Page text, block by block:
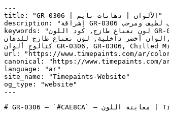
---
title: "GR-0306 | الألوان | دهانات تايم"
description: "إشراقة GR-0306 تجعل الأخضر متاحاً كلون لكامل الغرفة، مما يجلب الهدوء الطبيعي إلى الداخل بأسلوب لطيف ومرحب."
keywords: "لون نعناع طازج, كود اللون GR-0306, لون هكس cae8ca, دهان أخضر, طلاء أخضر, ألوان أخضر للجدران, أخضر محايد, دهان فاتح أخضر, لون أخضر للغرف, لون أخضر للمنزل,
الوان أخضر داخلية, لون نعناع طازج للدهان, GR-0306 دهان, ألوان أخضر فاتح, دهان محايد أخضر, لون رمادي تحتي أخضر, ألوان أخضر للمطبخ, دهان داخلي أخضر, لوحة ألوان أخضر,
كتالوج ألوان GR-0306, GR-0306, Chilled Mint, Lamina, HANZOU, Jocular Green, Cucumber Salad, Pallid Green, نعناع طازج, Fresh Mint"
url: "https://www.timepaints.com/ar/
canonical: "https://www.timepaints.com/
language: "ar"
site_name: "Timepaints-Website"
og_type: "website"
---
# GR-0306 — `#CAE8CA` — معاينة اللون | Time Paints